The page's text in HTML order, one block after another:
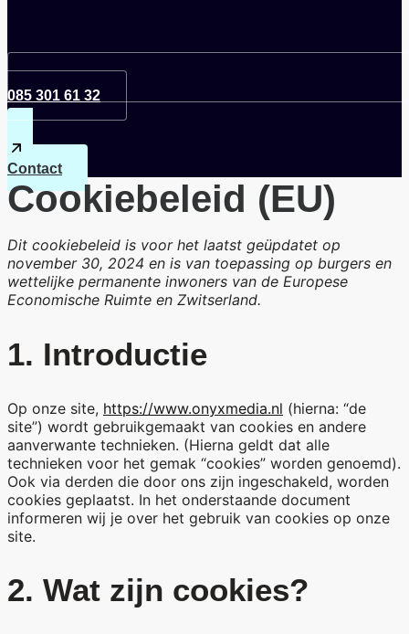
085 301 61 32
Contact
Cookiebeleid (EU)
Dit cookiebeleid is voor het laatst geüpdatet op
november 30, 2024 en is van toepassing op burgers en
wettelijke permanente inwoners van de Europese
Economische Ruimte en Zwitserland.
1. Introductie
Op onze site, https://www.onyxmedia.nl (hierna: “de
site”) wordt gebruikgemaakt van cookies en andere
aanverwante technieken. (Hierna geldt dat alle
technieken voor het gemak “cookies” worden genoemd).
Ook via derden die door ons zijn ingeschakeld, worden
cookies geplaatst. In het onderstaande document
informeren wij je over het gebruik van cookies op onze
site.
2. Wat zijn cookies?